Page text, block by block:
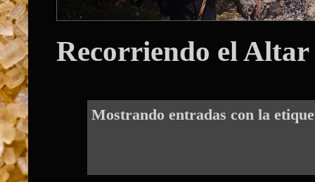
Recorriendo el Altar
Mostrando entradas con la